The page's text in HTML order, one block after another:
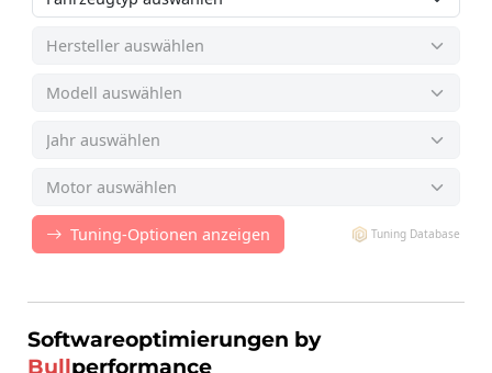
Softwareoptimierungen by
Bullperformance